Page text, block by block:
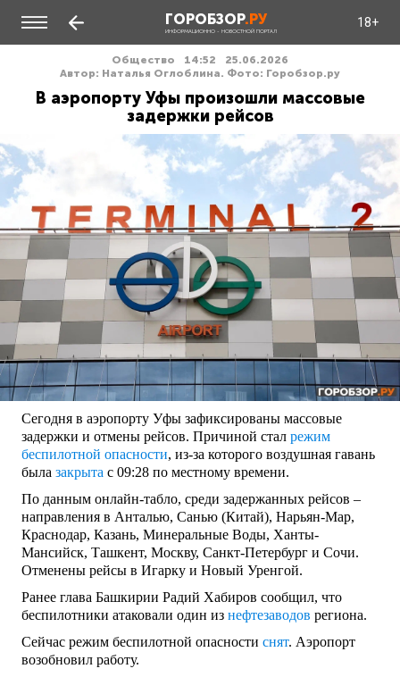
ГОРОБЗОР.РУ
ИНФОРМАЦИОННО - НОВОСТНОЙ ПОРТАЛ
18+
Общество 14:52
25.06.2026
Автор: Наталья Оглоблина. Фото: Горобзор.ру
В аэропорту Уфы произошли массовые
задержки рейсов
Сегодня в аэропорту Уфы зафиксированы массовые
задержки и отмены рейсов. Причиной стал режим
беспилотной опасности, из-за которого воздушная гавань
была закрыта с 09:28 по местному времени.
По данным онлайн-табло, среди задержанных рейсов –
направления в Анталью, Санью (Китай), Нарьян-Мар,
Краснодар, Казань, Минеральные Воды, Ханты-
Мансийск, Ташкент, Москву, Санкт-Петербург и Сочи.
Отменены рейсы в Игарку и Новый Уренгой.
Ранее глава Башкирии Радий Хабиров сообщил, что
беспилотники атаковали один из нефтезаводов региона.
Сейчас режим беспилотной опасности снят. Аэропорт
возобновил работу.